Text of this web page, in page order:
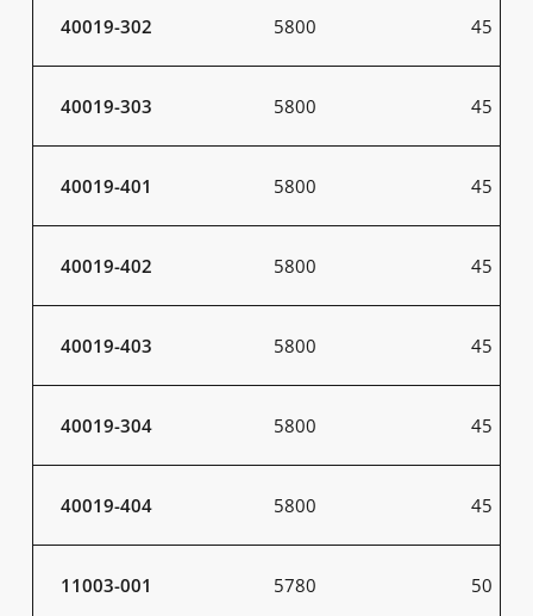
40019-302 5800 45
40019-303 5800 45
40019-401 5800 45
40019-402 5800 45
40019-403 5800 45
40019-304 5800 45
40019-404 5800 45
11003-001 5780 50